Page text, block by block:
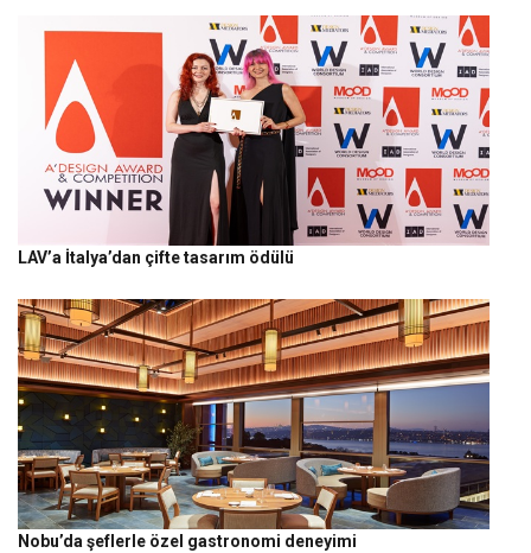
LAV’a İtalya’dan çifte tasarım ödülü
Nobu’da şeflerle özel gastronomi deneyimi